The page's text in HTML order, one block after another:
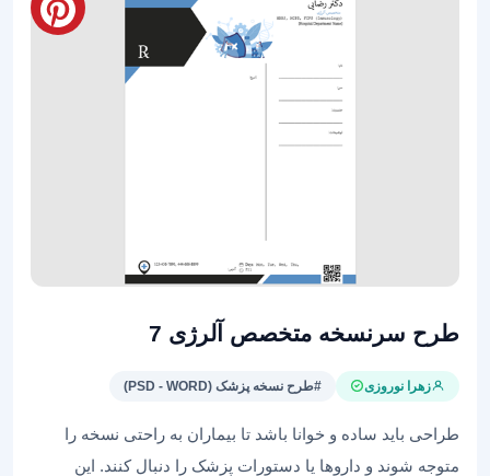
طرح سرنسخه متخصص آلرژی 7
زهرا نوروزی #طرح نسخه پزشک (PSD - WORD)
طراحی باید ساده و خوانا باشد تا بیماران به راحتی نسخه را
متوجه شوند و داروها یا دستورات پزشک را دنبال کنند. این